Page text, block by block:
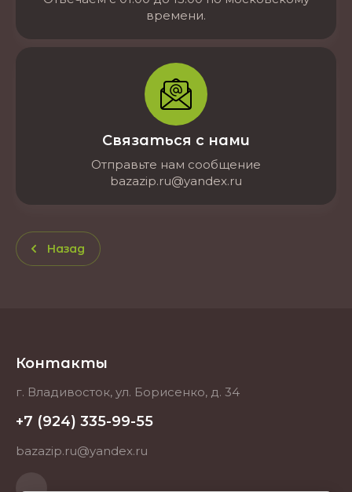
времени.
Связаться с нами
Отправьте нам сообщение
bazazip.ru@yandex.ru
Назад
Контакты
г. Владивосток, ул. Борисенко, д. 34
+7 (924) 335-99-55
bazazip.ru@yandex.ru